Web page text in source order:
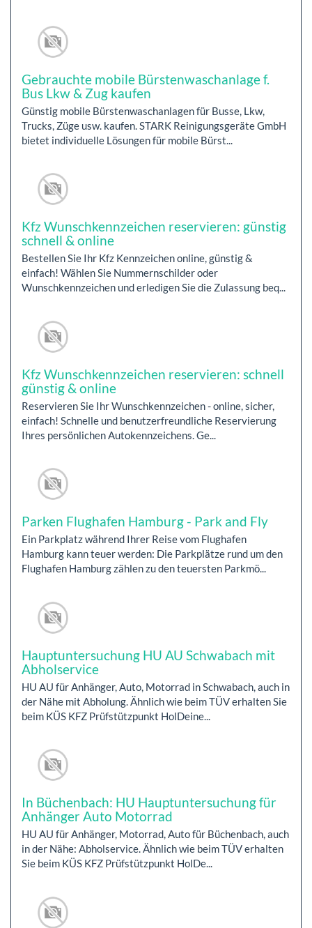
Gebrauchte mobile Bürstenwaschanlage f.
Bus Lkw & Zug kaufen
Günstig mobile Bürstenwaschanlagen für Busse, Lkw,
Trucks, Züge usw. kaufen. STARK Reinigungsgeräte GmbH
bietet individuelle Lösungen für mobile Bürst...
Kfz Wunschkennzeichen reservieren: günstig
schnell & online
Bestellen Sie Ihr Kfz Kennzeichen online, günstig &
einfach! Wählen Sie Nummernschilder oder
Wunschkennzeichen und erledigen Sie die Zulassung beq...
Kfz Wunschkennzeichen reservieren: schnell
günstig & online
Reservieren Sie Ihr Wunschkennzeichen - online, sicher,
einfach! Schnelle und benutzerfreundliche Reservierung
Ihres persönlichen Autokennzeichens. Ge...
Parken Flughafen Hamburg - Park and Fly
Ein Parkplatz während Ihrer Reise vom Flughafen
Hamburg kann teuer werden: Die Parkplätze rund um den
Flughafen Hamburg zählen zu den teuersten Parkmö...
Hauptuntersuchung HU AU Schwabach mit
Abholservice
HU AU für Anhänger, Auto, Motorrad in Schwabach, auch in
der Nähe mit Abholung. Ähnlich wie beim TÜV erhalten Sie
beim KÜS KFZ Prüfstützpunkt HolDeine...
In Büchenbach: HU Hauptuntersuchung für
Anhänger Auto Motorrad
HU AU für Anhänger, Motorrad, Auto für Büchenbach, auch
in der Nähe: Abholservice. Ähnlich wie beim TÜV erhalten
Sie beim KÜS KFZ Prüfstützpunkt HolDe...